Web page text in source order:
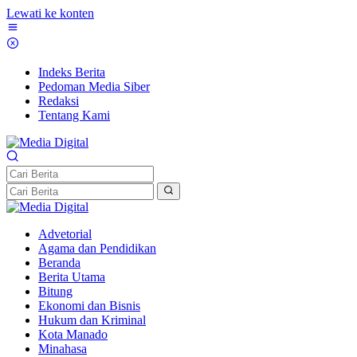
Lewati ke konten
Indeks Berita
Pedoman Media Siber
Redaksi
Tentang Kami
Advetorial
Agama dan Pendidikan
Beranda
Berita Utama
Bitung
Ekonomi dan Bisnis
Hukum dan Kriminal
Kota Manado
Minahasa